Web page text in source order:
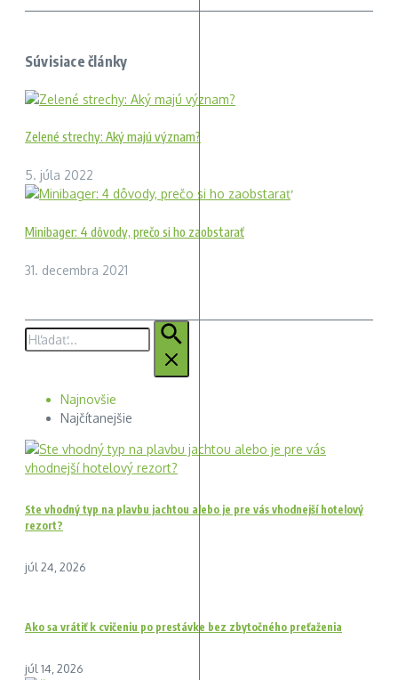
Súvisiace články
Zelené strechy: Aký majú význam?
5. júla 2022
Minibager: 4 dôvody, prečo si ho zaobstarať
31. decembra 2021
Hľadať:
Najnovšie
Najčítanejšie
Ste vhodný typ na plavbu jachtou alebo je pre vás vhodnejší hotelový
rezort?
júl 24, 2026
Ako sa vrátiť k cvičeniu po prestávke bez zbytočného preťaženia
júl 14, 2026